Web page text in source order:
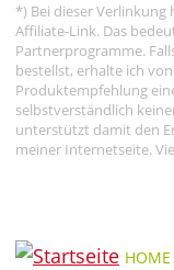
*) Bei dieser Verlinkung
Affiliate-Link. Das
Partnerprogramme.
bestellst, erhalte ich
Produktempfehlung
selbstverständlich
unterstützt damit den
meiner Internetseite.
HOME